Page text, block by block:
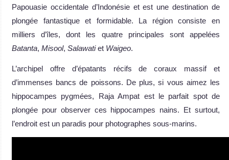
Papouasie occidentale d’Indonésie et est une destination de
plongée fantastique et formidable. La région consiste en
milliers d’îles, dont les quatre principales sont appelées
Batanta, Misool, Salawatiet Waigeo.
L’archipel offre d’épatants récifs de coraux massif et
d’immenses bancs de poissons. De plus, si vous aimez les
hippocampes pygmées, Raja Ampat est le parfait spot de
plongée pour observer ces hippocampes nains. Et surtout,
l’endroit est un paradis pour photographes sous-marins.